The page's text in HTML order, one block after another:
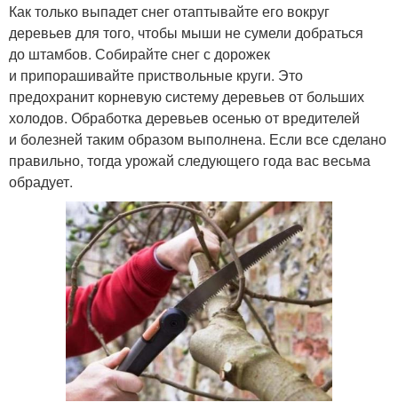
Как только выпадет снег отаптывайте его вокруг
деревьев для того, чтобы мыши не сумели добраться
до штамбов. Собирайте снег с дорожек
и припорашивайте приствольные круги. Это
предохранит корневую систему деревьев от больших
холодов. Обработка деревьев осенью от вредителей
и болезней таким образом выполнена. Если все сделано
правильно, тогда урожай следующего года вас весьма
обрадует.